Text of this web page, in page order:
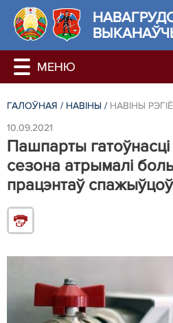
ГАЛОЎНАЯ / НАВIНЫ / НАВIНЫ
10.09.2021
Пашпарты
сезона атрымалі
працэнтаў спажыўцоў